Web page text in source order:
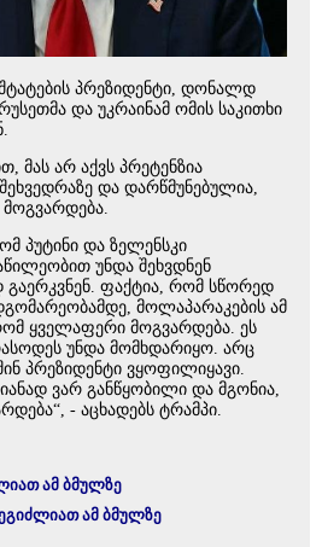
პრეზიდენტი, დონალდ
და უკრაინამ ომის საკითხი
მას არ აქვს პრეტენზია
და დარწმუნებულია,
პუტინი და ზელენსკი
უნდა შეხვდნენ
გაერკვნენ. ფაქტია, რომ სწორედ
მოლაპარაკების ამ
ყველაფერი მოგვარდება. ეს
უნდა მომხდარიყო. არც
პრეზიდენტი ვყოფილიყავი.
ვარ განწყობილი და მგონია,
- აცხადებს ტრამპი.
ამ ბმულზე
ამ ბმულზე